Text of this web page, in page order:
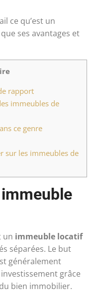
ce qu’est un
ses avantages et
rapport
immeubles de
ce genre
sur les immeubles de
un immeuble locatif
séparées. Le but
généralement
grâce
bien immobilier.